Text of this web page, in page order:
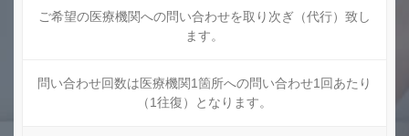
ご希望の医療機関への問い合わせを取り次ぎ（代行）致し
ます。
問い合わせ回数は医療機関1箇所への問い合わせ1回あたり
（1往復）となります。